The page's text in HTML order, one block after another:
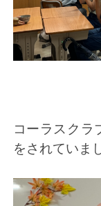
コーラスクラ
をされていま